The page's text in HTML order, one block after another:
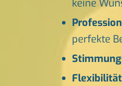
keine
perfekte
Flexibilität